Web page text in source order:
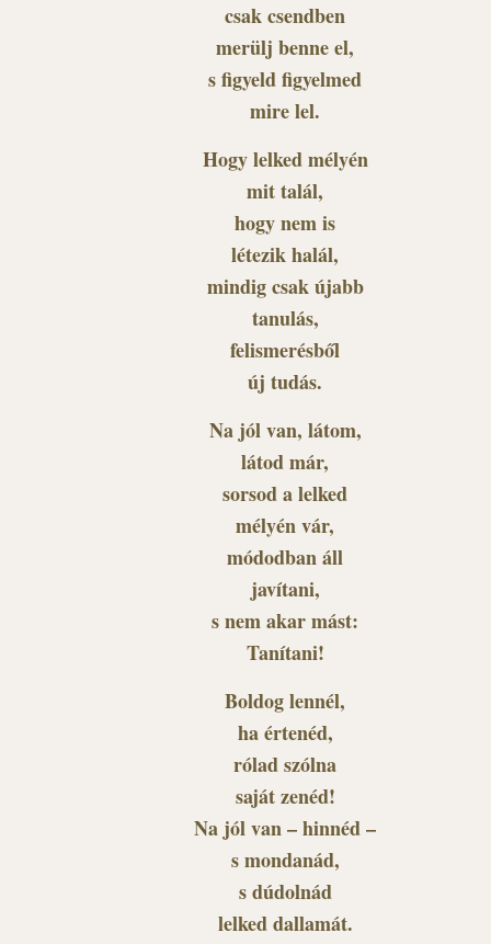
csak csendben
merülj benne el,
s figyeld figyelmed
mire lel.
Hogy lelked mélyén
mit talál,
hogy nem is
létezik halál,
mindig csak újabb
tanulás,
felismerésből
új tudás.
Na jól van, látom,
látod már,
sorsod a lelked
mélyén vár,
módodban áll
javítani,
s nem akar mást:
Tanítani!
Boldog lennél,
ha értenéd,
rólad szólna
saját zenéd!
Na jól van – hinnéd –
s mondanád,
s dúdolnád
lelked dallamát.